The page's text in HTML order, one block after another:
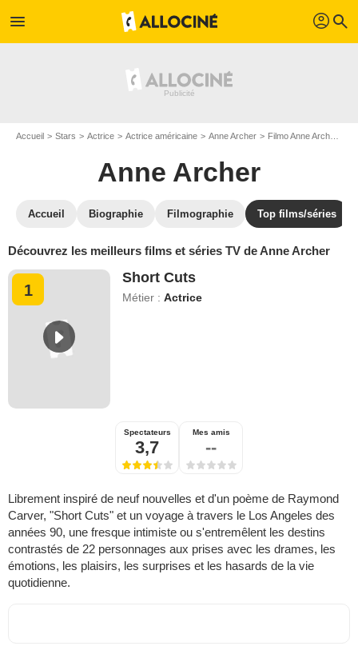
menu profil search
Accueil Stars Actrice Actrice américaine Anne Archer Filmo Anne Archer
Anne Archer
Accueil Biographie Filmographie Top films/séries
Découvrez les meilleurs films et séries TV de Anne Archer
1
Short Cuts
Métier :Actrice
Spectateurs
3,7
Mes amis
--
Librement inspiré de neuf nouvelles et d'un poème de Raymond
Carver, "Short Cuts" et un voyage à travers le Los Angeles des
années 90, une fresque intimiste ou s'entremêlent les destins
contrastés de 22 personnages aux prises avec les drames, les
émotions, les plaisirs, les surprises et les hasards de la vie
quotidienne.